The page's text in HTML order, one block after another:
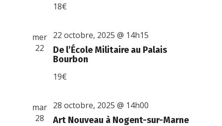
18€
mer
22
De l’École Militaire au Palais
Bourbon
22 octobre, 2025 @ 14h15
19€
mar
28
Art Nouveau à Nogent-sur-Marne
28 octobre, 2025 @ 14h00